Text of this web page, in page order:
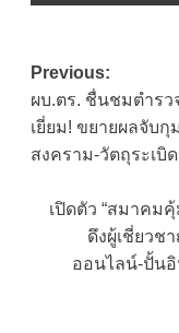
Post
Previous:
ผบ.ตร. ชื่นชมตำรว
เยี่ยม! ขยายผลจับ
สงคราม-วัตถุระเบิ
เปิดตัว “สมาคม
ดึงผู้เชี่ยวช
ออนไลน์-ปั้น